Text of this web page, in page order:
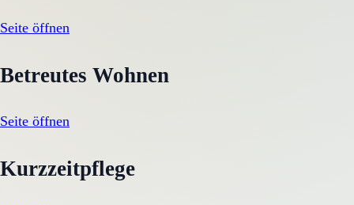
Seite öffnen
Betreutes Wohnen
Seite öffnen
Kurzzeitpflege